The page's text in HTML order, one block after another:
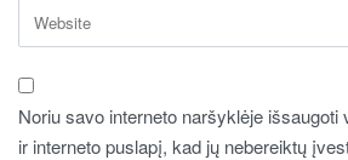
Noriu savo interneto naršyklėje išsaugoti
ir interneto puslapį, kad jų nebereiktų